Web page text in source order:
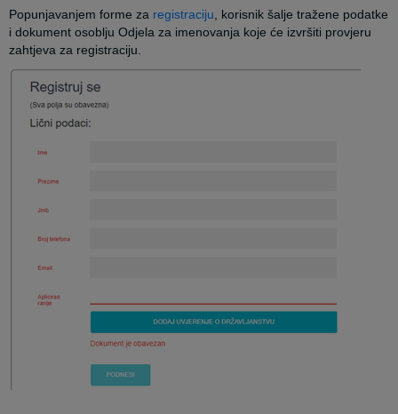
Popunjavanjem forme za registraciju, korisnik šalje tražene podatke
i dokument osoblju Odjela za imenovanja koje će izvršiti provjeru
zahtjeva za registraciju.